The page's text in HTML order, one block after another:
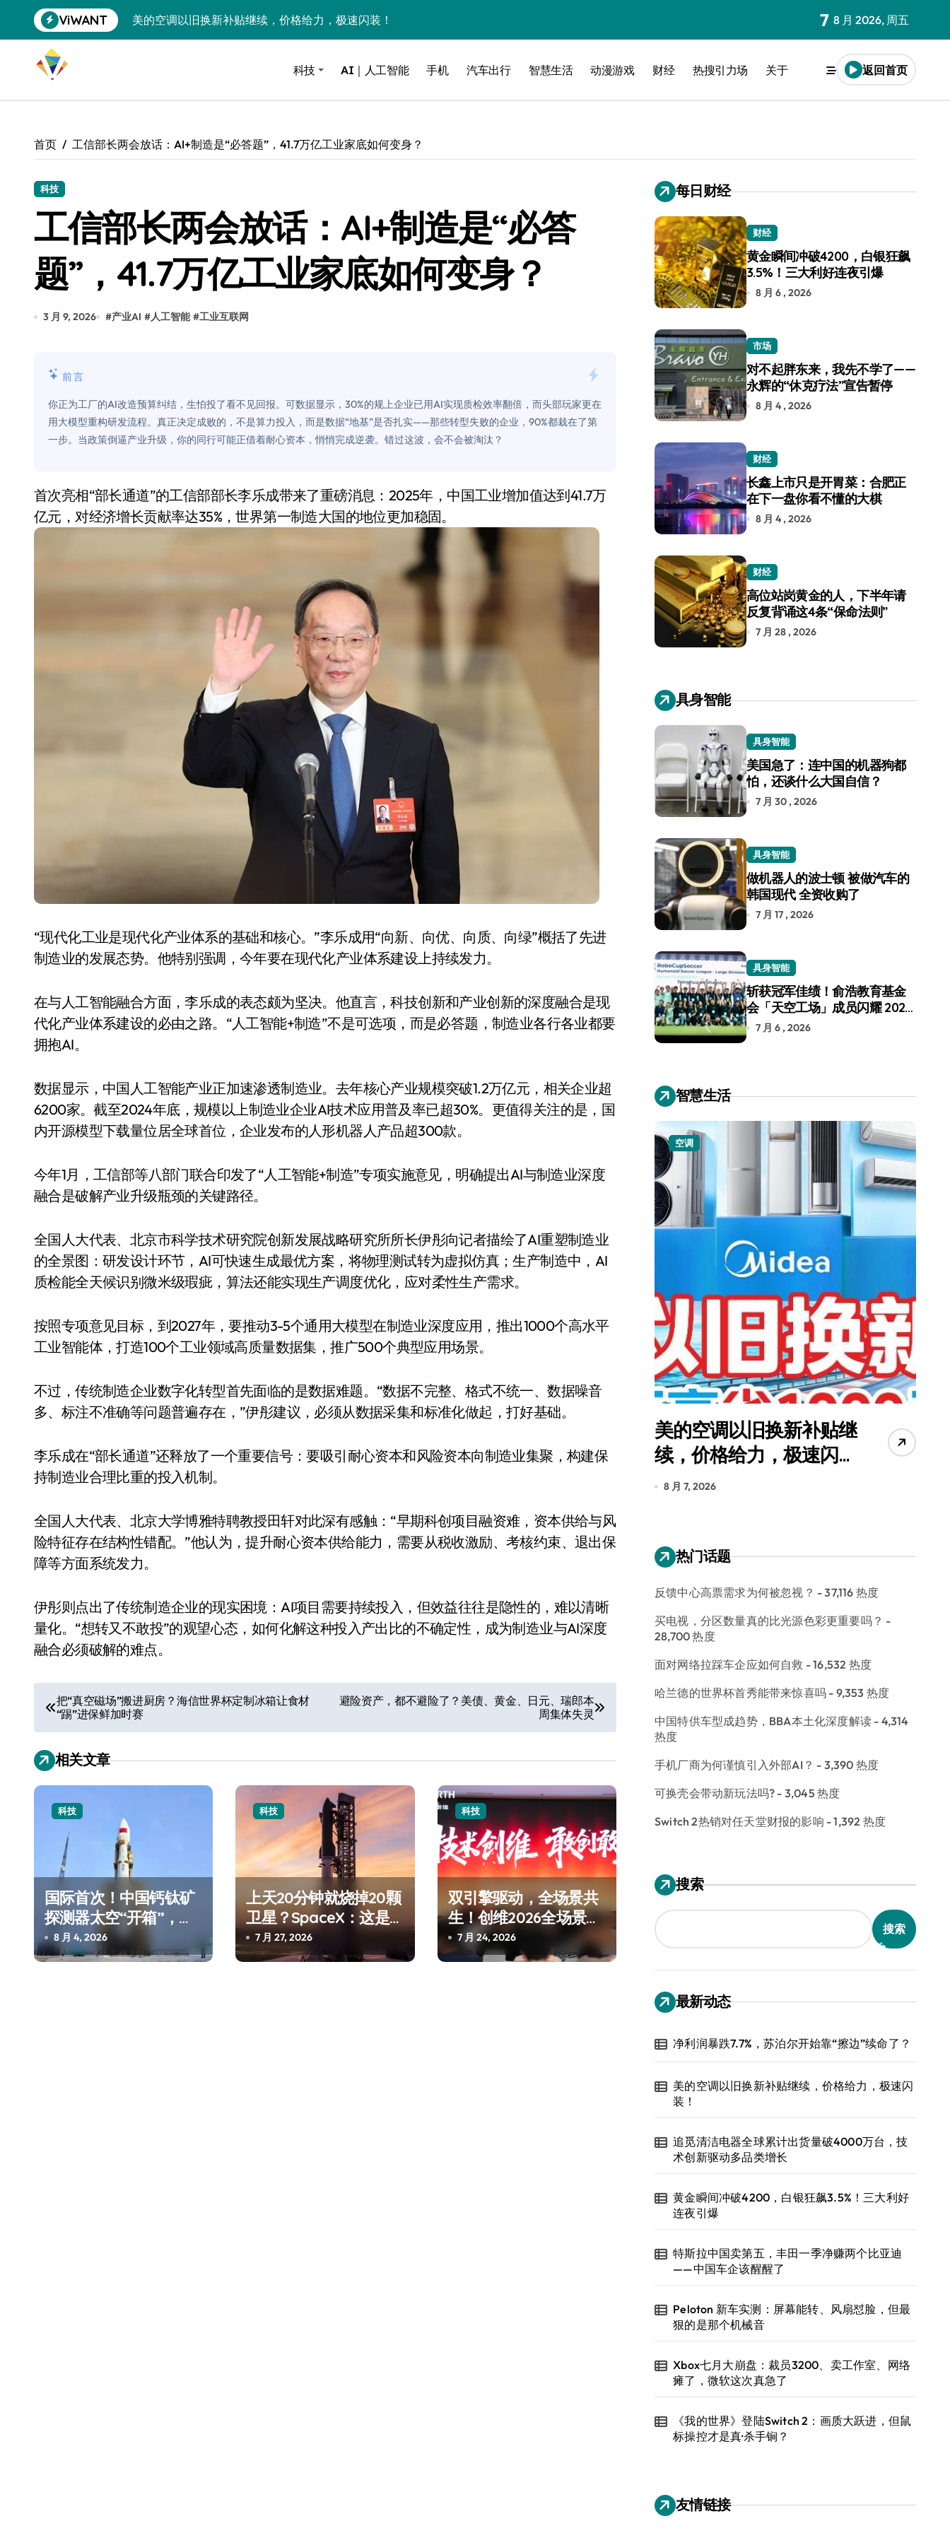
到
ViWANT
美的空调以旧换新补贴继续，价格给力，极速闪装！
黄金瞬间冲破4200，白银狂飙3.5%！三大利好连夜引爆
特斯拉中国卖第五，丰田一季净赚两个比亚迪——中国车企该醒醒了
Xbox七月大崩盘：裁员3200、卖工作室、网络瘫了，微软这次真急了
谷歌DeepMind创始人辞去CEO，但继续“垂帘听政”？
全球最小U盘，容量却碾压iPhone 17顶配？闪迪这波操作太狠了
400层堆叠、性能翻倍 三星把最新存储技术给了AI
别再用汽车USB给MacBook充电了！老司机教你3招真·快充
花钱买宝马，启动先看蜘蛛侠？”车主怒了：车内不是广告屏！
你的U盘格式对了吗？详解exFAT和NTFS的终极对决
维修店最怕的“作死”操作：把手机塞冰箱，你中招了吗？
从“卖电视”到“定规则”：海信拿下RGB-Mini LED全球话语权
对不起胖东来，我先不学了——永辉的“休克疗法”宣告暂停
国际首次！中国钙钛矿探测器太空“开箱”，一边探测射线一边光伏发电
小米涨价！K90跳上3099，小米17标准版逼近4800
长鑫上市只是开胃菜：合肥正在下一盘你看不懂的大棋
耳机低音像白开水？90%的人第一步就做错了
复古玩家狂喜：Anbernic第三次复刻GBA SP，情怀拉满
Xbox 360 游戏终于要登 PC，光盘党也能“以盘换数”了？
AirTag 新版到底香不香？一篇帮你避坑+种草
净利润暴跌7.7%，苏泊尔开始靠“擦边”续命了？
7 8 月 2026, 周五
科技 AI｜人工智能 手机 汽车出行 智慧生活 动漫游戏 财经 热搜引力场 关于 返回首页
首页 工信部长两会放话：AI+制造是“必答题”，41.7万亿工业家底如何变身？
科技
工信部长两会放话：AI+制造是“必答
题”，41.7万亿工业家底如何变身？
3 月 9, 2026 #产业AI #人工智能 #工业互联网
前言
你正为工厂的AI改造预算纠结，生怕投了看不见回报。可数据显示，30%的规上企业已用AI实现质检效率翻倍，而头部玩家更在
用大模型重构研发流程。真正决定成败的，不是算力投入，而是数据“地基”是否扎实——那些转型失败的企业，90%都栽在了第
一步。当政策倒逼产业升级，你的同行可能正借着耐心资本，悄悄完成逆袭。错过这波，会不会被淘汰？
首次亮相“部长通道”的工信部部长李乐成带来了重磅消息：2025年，中国工业增加值达到41.7万
亿元，对经济增长贡献率达35%，世界第一制造大国的地位更加稳固。
“现代化工业是现代化产业体系的基础和核心。”李乐成用“向新、向优、向质、向绿”概括了先进
制造业的发展态势。他特别强调，今年要在现代化产业体系建设上持续发力。
在与人工智能融合方面，李乐成的表态颇为坚决。他直言，科技创新和产业创新的深度融合是现
代化产业体系建设的必由之路。“人工智能+制造”不是可选项，而是必答题，制造业各行各业都要
拥抱AI。
数据显示，中国人工智能产业正加速渗透制造业。去年核心产业规模突破1.2万亿元，相关企业超
6200家。截至2024年底，规模以上制造业企业AI技术应用普及率已超30%。更值得关注的是，国
内开源模型下载量位居全球首位，企业发布的人形机器人产品超300款。
今年1月，工信部等八部门联合印发了“人工智能+制造”专项实施意见，明确提出AI与制造业深度
融合是破解产业升级瓶颈的关键路径。
全国人大代表、北京市科学技术研究院创新发展战略研究所所长伊彤向记者描绘了AI重塑制造业
的全景图：研发设计环节，AI可快速生成最优方案，将物理测试转为虚拟仿真；生产制造中，AI
质检能全天候识别微米级瑕疵，算法还能实现生产调度优化，应对柔性生产需求。
按照专项意见目标，到2027年，要推动3-5个通用大模型在制造业深度应用，推出1000个高水平
工业智能体，打造100个工业领域高质量数据集，推广500个典型应用场景。
不过，传统制造企业数字化转型首先面临的是数据难题。“数据不完整、格式不统一、数据噪音
多、标注不准确等问题普遍存在，”伊彤建议，必须从数据采集和标准化做起，打好基础。
李乐成在“部长通道”还释放了一个重要信号：要吸引耐心资本和风险资本向制造业集聚，构建保
持制造业合理比重的投入机制。
全国人大代表、北京大学博雅特聘教授田轩对此深有感触：“早期科创项目融资难，资本供给与风
险特征存在结构性错配。”他认为，提升耐心资本供给能力，需要从税收激励、考核约束、退出保
障等方面系统发力。
伊彤则点出了传统制造企业的现实困境：AI项目需要持续投入，但效益往往是隐性的，难以清晰
量化。“想转又不敢投”的观望心态，如何化解这种投入产出比的不确定性，成为制造业与AI深度
融合必须破解的难点。
文
章
导
航
把“真空磁场”搬进厨房？海信世界杯定制冰箱让食材
“踢”进保鲜加时赛
避险资产，都不避险了？美债、黄金、日元、瑞郎本
周集体失灵
相关文章
科技
国际首次！中国钙钛矿
探测器太空“开箱”，一
边探测射线一边光伏发
电
8 月 4, 2026
科技
上天20分钟就烧掉20颗
卫星？SpaceX：这是
测试，不是事故
7 月 27, 2026
科技
双引擎驱动，全场景共
生！创维2026全场景新
品发布会圆满举行
7 月 24, 2026
每日财经
财经
黄金瞬间冲破4200，白银狂飙
3.5%！三大利好连夜引爆
8 月 6 , 2026
市场
对不起胖东来，我先不学了——
永辉的“休克疗法”宣告暂停
8 月 4 , 2026
财经
长鑫上市只是开胃菜：合肥正
在下一盘你看不懂的大棋
8 月 4 , 2026
财经
高位站岗黄金的人，下半年请
反复背诵这4条“保命法则”
7 月 28 , 2026
具身智能
具身智能
美国急了：连中国的机器狗都
怕，还谈什么大国自信？
7 月 30 , 2026
具身智能
做机器人的波士顿 被做汽车的
韩国现代 全资收购了
7 月 17 , 2026
具身智能
斩获冠军佳绩！俞浩教育基金
会「天空工场」成员闪耀 2026
RoboCup 机器人世界杯
7 月 6 , 2026
智慧生活
们的扫地机已被美国认定
为“战略武器”
7 月 30, 2026
开始靠“擦边”续命了？
空调
美的空调以旧换新补贴继
续，价格给力，极速闪
装！
8 月 7, 2026
热门话题
反馈中心高票需求为何被忽视？ - 37,116 热度
买电视，分区数量真的比光源色彩更重要吗？ -
28,700 热度
面对网络拉踩车企应如何自救 - 16,532 热度
哈兰德的世界杯首秀能带来惊喜吗 - 9,353 热度
中国特供车型成趋势，BBA本土化深度解读 - 4,314
热度
手机厂商为何谨慎引入外部AI？ - 3,390 热度
可换壳会带动新玩法吗? - 3,045 热度
Switch 2热销对任天堂财报的影响 - 1,392 热度
搜索
搜索
最新动态
净利润暴跌7.7%，苏泊尔开始靠“擦边”续命了？
美的空调以旧换新补贴继续，价格给力，极速闪
装！
追觅清洁电器全球累计出货量破4000万台，技
术创新驱动多品类增长
黄金瞬间冲破4200，白银狂飙3.5%！三大利好
连夜引爆
特斯拉中国卖第五，丰田一季净赚两个比亚迪
——中国车企该醒醒了
Peloton 新车实测：屏幕能转、风扇怼脸，但最
狠的是那个机械音
Xbox七月大崩盘：裁员3200、卖工作室、网络
瘫了，微软这次真急了
《我的世界》登陆Switch 2：画质大跃进，但鼠
标操控才是真·杀手锏？
友情链接